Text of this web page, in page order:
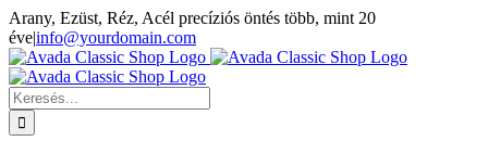
Kihagyás
Arany, Ezüst, Réz, Acél precíziós öntés több, mint 20
éve|info@yourdomain.com
Facebook
Keresés...